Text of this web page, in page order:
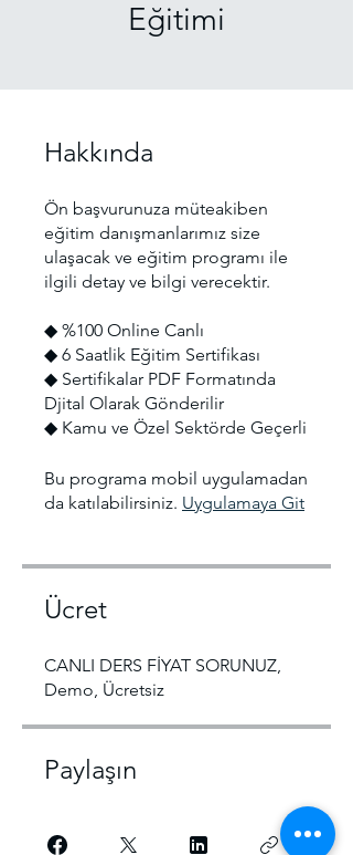
Eğitimi
Hakkında
Ön başvurunuza müteakiben
eğitim danışmanlarımız size
ulaşacak ve eğitim programı ile
ilgili detay ve bilgi verecektir.
◆ %100 Online Canlı
◆ 6 Saatlik Eğitim Sertifikası
◆ Sertifikalar PDF Formatında
Djital Olarak Gönderilir
◆ Kamu ve Özel Sektörde Geçerli
Bu programa mobil uygulamadan
da katılabilirsiniz. Uygulamaya Git
Ücret
CANLI DERS FİYAT SORUNUZ,
Demo, Ücretsiz
Paylaşın